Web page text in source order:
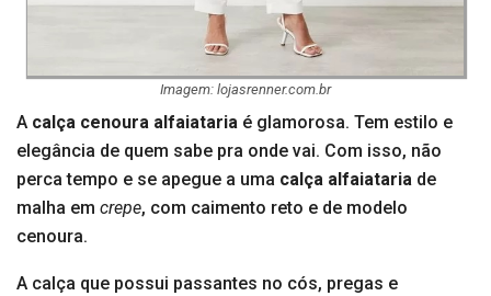
Imagem: lojasrenner.com.br
A calça cenoura alfaiataria é glamorosa. Tem estilo e
elegância de quem sabe pra onde vai. Com isso, não
perca tempo e se apegue a uma calça alfaiataria de
malha em crepe, com caimento reto e de modelo
cenoura.
A calça que possui passantes no cós, pregas e